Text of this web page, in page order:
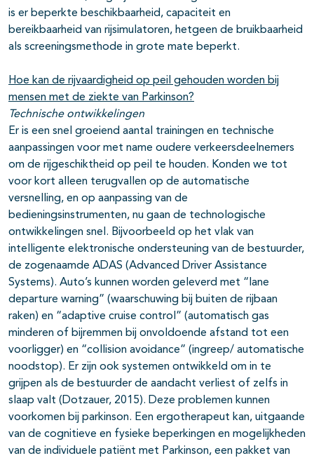
is er beperkte beschikbaarheid, capaciteit en
bereikbaarheid van rijsimulatoren, hetgeen de bruikbaarheid
als screeningsmethode in grote mate beperkt.
Hoe kan de rijvaardigheid op peil gehouden worden bij
mensen met de ziekte van Parkinson?
Technische ontwikkelingen
Er is een snel groeiend aantal trainingen en technische
aanpassingen voor met name oudere verkeersdeelnemers
om de rijgeschiktheid op peil te houden. Konden we tot
voor kort alleen terugvallen op de automatische
versnelling, en op aanpassing van de
bedieningsinstrumenten, nu gaan de technologische
ontwikkelingen snel. Bijvoorbeeld op het vlak van
intelligente elektronische ondersteuning van de bestuurder,
de zogenaamde ADAS (Advanced Driver Assistance
Systems). Auto’s kunnen worden geleverd met “lane
departure warning” (waarschuwing bij buiten de rijbaan
raken) en “adaptive cruise control” (automatisch gas
minderen of bijremmen bij onvoldoende afstand tot een
voorligger) en “collision avoidance” (ingreep/ automatische
noodstop). Er zijn ook systemen ontwikkeld om in te
grijpen als de bestuurder de aandacht verliest of zelfs in
slaap valt (Dotzauer, 2015). Deze problemen kunnen
voorkomen bij parkinson. Een ergotherapeut kan, uitgaande
van de cognitieve en fysieke beperkingen en mogelijkheden
van de individuele patiënt met Parkinson, een pakket van